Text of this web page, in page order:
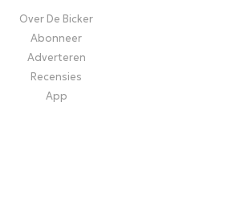
Over De Bicker
Abonneer
Adverteren
Recensies
App